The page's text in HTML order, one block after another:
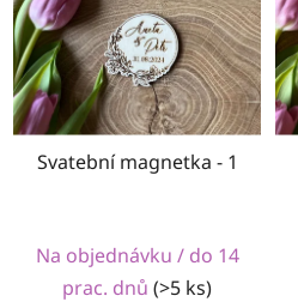
Svatební magnetka - 1
Na objednávku / do 14
prac. dnů (>5 ks)